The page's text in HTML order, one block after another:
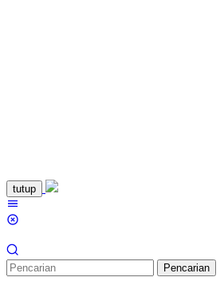
Loncat
ke
konten
tutup
Pencarian